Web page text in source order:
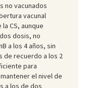
no vacunados
vacunal
CS, aunque
dosis, no
a los 4 años, sin
de recuerdo a los 2
para
el nivel de
a los de dos